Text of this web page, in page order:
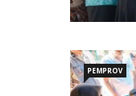
PEMPROV